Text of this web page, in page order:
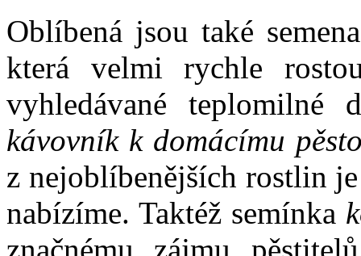
Oblíbená jsou také
která velmi rychle
vyhledávané
kávovník k domácímu
z nejoblíbenějších rostlin
nabízíme. Taktéž semínka
značnému zájmu